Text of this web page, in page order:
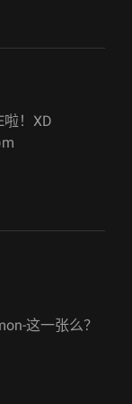
啦！XD
这一张么？